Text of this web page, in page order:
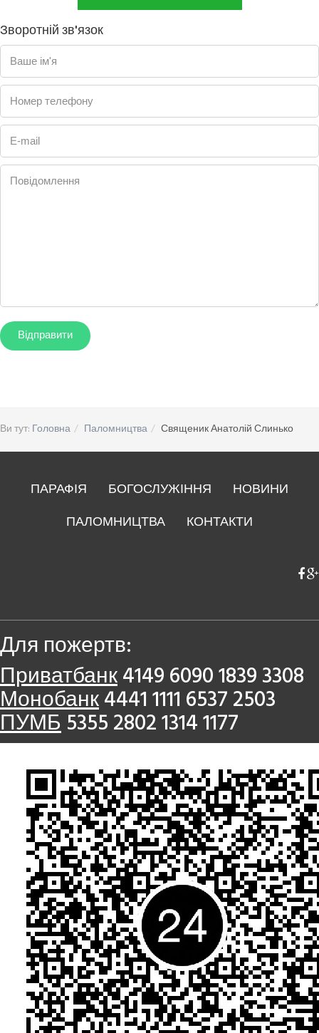
Зворотній зв'язок
Ваше ім'я
Номер телефону
E-mail
Повідомлення
Ви тут: Головна Паломництва Священик Анатолій Слинько
ПАРАФІЯ БОГОСЛУЖІННЯ
НОВИНИ
ПАЛОМНИЦТВА
КОНТАКТИ
Для пожертв:
Приватбанк4149 6090 1839 3308
Монобанк4441 1111 6537 2503
ПУМБ5355 2802 1314 1177